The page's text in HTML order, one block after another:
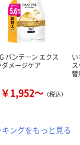
パンテーン エクス
ダメージケア
￥1,952～ （税込）
キングをもっと見る